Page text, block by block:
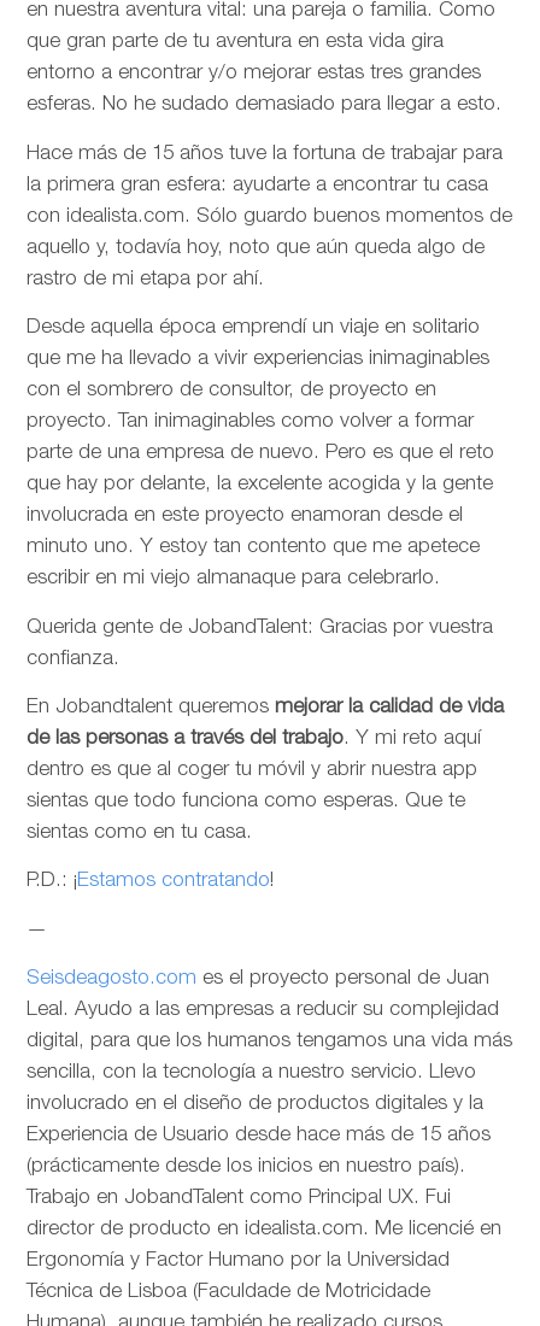
en nuestra aventura vital: una pareja o familia. Como
que gran parte de tu aventura en esta vida gira
entorno a encontrar y/o mejorar estas tres grandes
esferas. No he sudado demasiado para llegar a esto.
Hace más de 15 años tuve la fortuna de trabajar para
la primera gran esfera: ayudarte a encontrar tu casa
con idealista.com. Sólo guardo buenos momentos de
aquello y, todavía hoy, noto que aún queda algo de
rastro de mi etapa por ahí.
Desde aquella época emprendí un viaje en solitario
que me ha llevado a vivir experiencias inimaginables
con el sombrero de consultor, de proyecto en
proyecto. Tan inimaginables como volver a formar
parte de una empresa de nuevo. Pero es que el reto
que hay por delante, la excelente acogida y la gente
involucrada en este proyecto enamoran desde el
minuto uno. Y estoy tan contento que me apetece
escribir en mi viejo almanaque para celebrarlo.
Querida gente de JobandTalent: Gracias por vuestra
confianza.
En Jobandtalent queremos mejorar la calidad de vida
de las personas a través del trabajo. Y mi reto aquí
dentro es que al coger tu móvil y abrir nuestra app
sientas que todo funciona como esperas. Que te
sientas como en tu casa.
P.D.: ¡Estamos contratando!
—
Seisdeagosto.com es el proyecto personal de Juan
Leal. Ayudo a las empresas a reducir su complejidad
digital, para que los humanos tengamos una vida más
sencilla, con la tecnología a nuestro servicio. Llevo
involucrado en el diseño de productos digitales y la
Experiencia de Usuario desde hace más de 15 años
(prácticamente desde los inicios en nuestro país).
Trabajo en JobandTalent como Principal UX. Fui
director de producto en idealista.com. Me licencié en
Ergonomía y Factor Humano por la Universidad
Técnica de Lisboa (Faculdade de Motricidade